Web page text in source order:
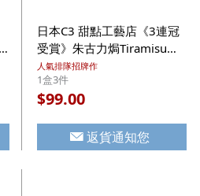
日本C3 甜點工藝店《3連冠
受賞》朱古力焗Tiramisu蛋
糕禮盒 (1盒3件)【市集世界
- 日本市集】
人氣排隊招牌作
1盒3件
$99.00
返貨通知您